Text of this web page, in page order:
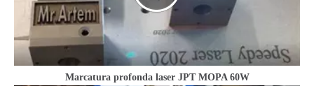
Marcatura profonda laser JPT MOPA 60W